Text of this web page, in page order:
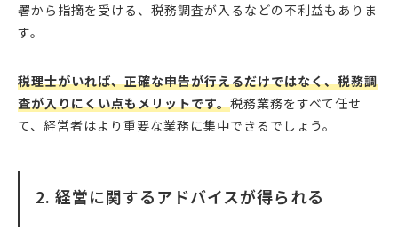
署から指摘を受ける、税務調査が入るなどの不利益もありま
す。
税理士がいれば、正確な申告が行えるだけではなく、税務調
査が入りにくい点もメリットです。税務業務をすべて任せ
て、経営者はより重要な業務に集中できるでしょう。
2. 経営に関するアドバイスが得られる